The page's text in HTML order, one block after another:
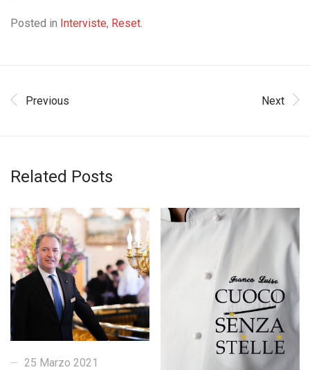
Posted in Interviste, Reset.
Previous Next
Related Posts
25 Marzo 2021